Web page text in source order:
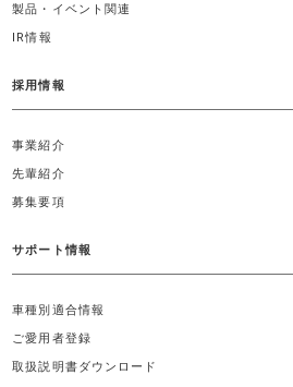
製品・イベント関連
IR情報
採用情報
事業紹介
先輩紹介
募集要項
サポート情報
車種別適合情報
ご愛用者登録
取扱説明書ダウンロード